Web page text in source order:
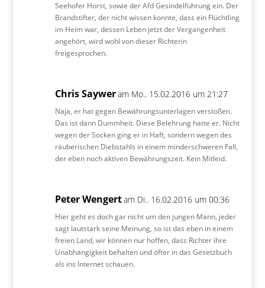
Seehofer Horst, sowie der Afd Gesindelführung ein. Der
Brandstifter, der nicht wissen konnte, dass ein Flüchtling
im Heim war, dessen Leben jetzt der Vergangenheit
angehört, wird wohl von dieser Richterin
freigesprochen.
Chris Sayweram Mo.. 15.02.2016 um 21:27
Naja, er hat gegen Bewährungsunterlagen verstoßen.
Das ist dann Dummheit. Diese Belehrung hatte er. Nicht
wegen der Socken ging er in Haft, sondern wegen des
räuberischen Diebstahls in einem minderschweren Fall,
der eben noch aktiven Bewährungszeit. Kein Mitleid.
Peter Wengertam Di.. 16.02.2016 um 00:36
Hier geht es doch gar nicht um den jungen Mann, jeder
sagt lautstark seine Meinung, so ist das eben in einem
freien Land, wir können nur hoffen, dass Richter ihre
Unabhängigkeit behalten und öfter in das Gesetzbuch
als ins Internet schauen.